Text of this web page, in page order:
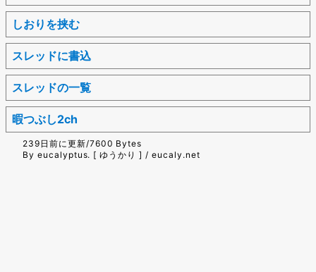
しおりを挟む
スレッドに書込
スレッドの一覧
暇つぶし2ch
239日前に更新/7600 Bytes
By eucalyptus. [ ゆうかり ] / eucaly.net